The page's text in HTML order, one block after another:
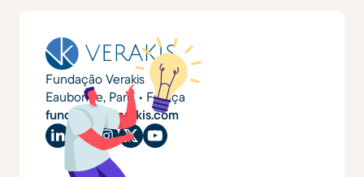
Fundação Verakis
Eaubonne, Paris • França
fundacao@verakis.com